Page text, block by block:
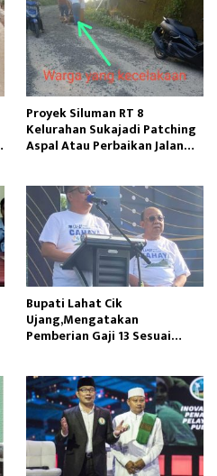
Proyek Siluman RT 8
Kelurahan Sukajadi Patching
Aspal Atau Perbaikan Jalan
Bupati Lahat Cik
Ujang,Mengatakan
Pemberian Gaji 13 Sesuai